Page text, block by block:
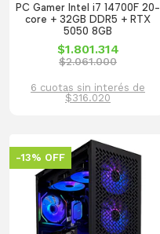
PC Gamer Intel i7 14700F 20-
core + 32GB DDR5 + RTX
5050 8GB
$1.801.314
$2.061.000
6 cuotas sin interés de
$316.020
-13% OFF